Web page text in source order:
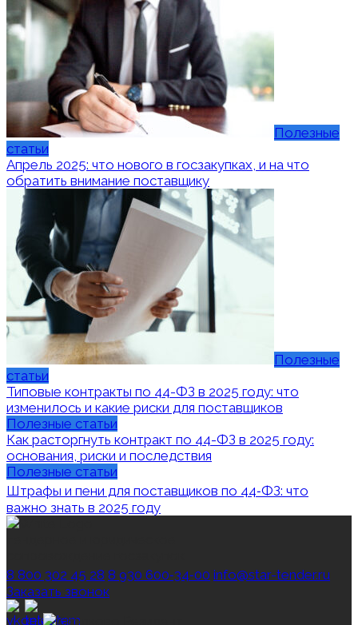
Полезные
статьи
Апрель 2025: что нового в госзакупках, и на что
обратить внимание поставщику
Полезные
статьи
Типовые контракты по 44-ФЗ в 2025 году: что
изменилось и какие риски для поставщиков
Полезные статьи
Как расторгнуть контракт по 44-ФЗ в 2025 году:
основания, риски и последствия
Полезные статьи
Штрафы и пени для поставщиков по 44‑ФЗ: что
важно знать в 2025 году
8 800 302 45 28 8 930 600‑34‑00 info@star-tender.ru
Заказать звонок